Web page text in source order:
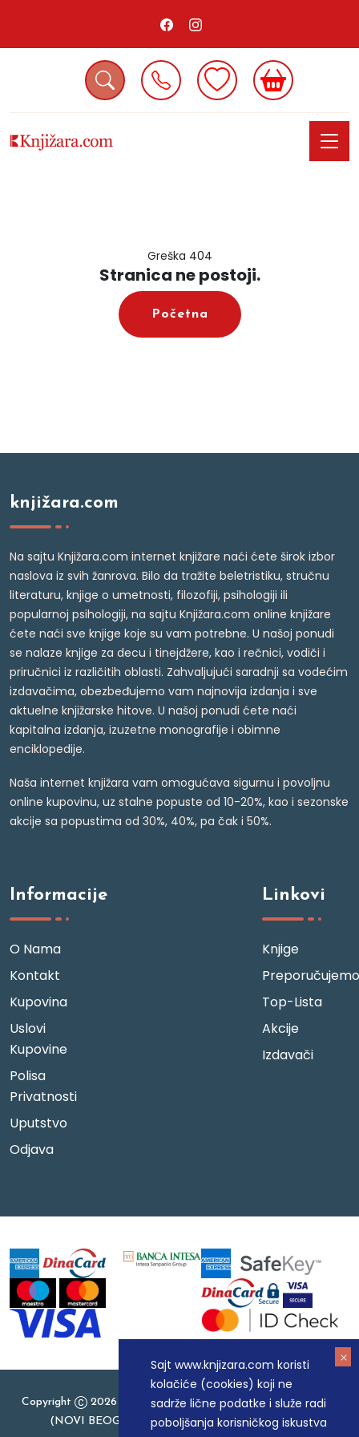
Sajt www.knjizara.com koristi
kolačiće (cookies) koji ne
sadrže lične podatke i služe radi
poboljšanja korisničkog iskustva
Greška 404
Stranica ne postoji.
Početna
knjižara.com
Na sajtu Knjižara.com internet knjižare naći ćete širok izbor
naslova iz svih žanrova. Bilo da tražite beletristiku, stručnu
literaturu, knjige o umetnosti, filozofiji, psihologiji ili
popularnoj psihologiji, na sajtu Knjižara.com online knjižare
ćete naći sve knjige koje su vam potrebne. U našoj ponudi
se nalaze knjige za decu i tinejdžere, kao i rečnici, vodiči i
priručnici iz različitih oblasti. Zahvaljujući saradnji sa vodećim
izdavačima, obezbeđujemo vam najnovija izdanja i sve
aktuelne knjižarske hitove. U našoj ponudi ćete naći
kapitalna izdanja, izuzetne monografije i obimne
enciklopedije.
Naša internet knjižara vam omogućava sigurnu i povoljnu
online kupovinu, uz stalne popuste od 10-20%, kao i sezonske
akcije sa popustima od 30%, 40%, pa čak i 50%.
Informacije
O Nama
Kontakt
Kupovina
Uslovi
Kupovine
Polisa
Privatnosti
Uputstvo
Odjava
Linkovi
Knjige
Preporučujemo
Top-Lista
Akcije
Izdavači
Copyright
2026 Knjizara.com - MAKART DOO BEOGRAD
(NOVI BEOGRAD), PIB: 105184104, MB: 20337524